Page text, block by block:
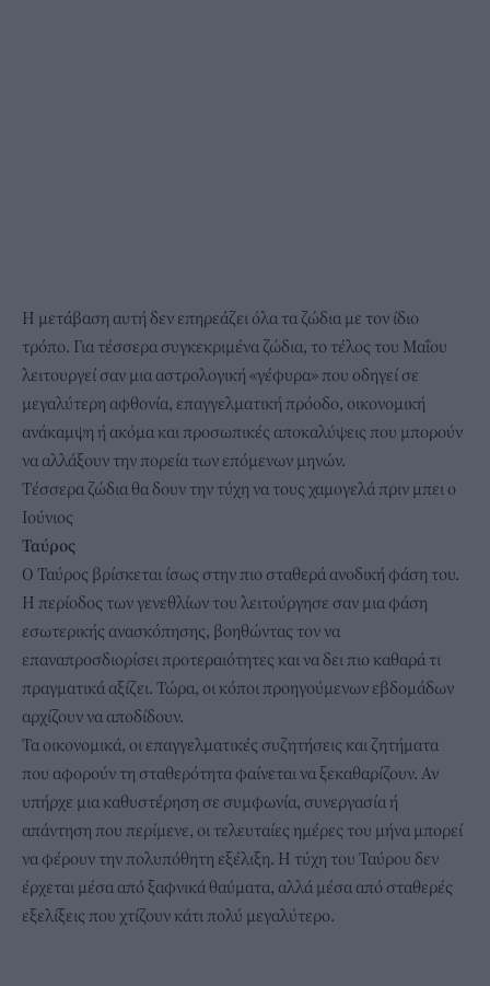
Η μετάβαση αυτή δεν επηρεάζει όλα τα ζώδια με τον ίδιο
τρόπο. Για τέσσερα συγκεκριμένα ζώδια, το τέλος του Μαΐου
λειτουργεί σαν μια αστρολογική «γέφυρα» που οδηγεί σε
μεγαλύτερη αφθονία, επαγγελματική πρόοδο, οικονομική
ανάκαμψη ή ακόμα και προσωπικές αποκαλύψεις που μπορούν
να αλλάξουν την πορεία των επόμενων μηνών.
Τέσσερα ζώδια θα δουν την τύχη να τους χαμογελά πριν μπει ο
Ιούνιος
Ταύρος
Ο Ταύρος βρίσκεται ίσως στην πιο σταθερά ανοδική φάση του.
Η περίοδος των γενεθλίων του λειτούργησε σαν μια φάση
εσωτερικής ανασκόπησης, βοηθώντας τον να
επαναπροσδιορίσει προτεραιότητες και να δει πιο καθαρά τι
πραγματικά αξίζει. Τώρα, οι κόποι προηγούμενων εβδομάδων
αρχίζουν να αποδίδουν.
Τα οικονομικά, οι επαγγελματικές συζητήσεις και ζητήματα
που αφορούν τη σταθερότητα φαίνεται να ξεκαθαρίζουν. Αν
υπήρχε μια καθυστέρηση σε συμφωνία, συνεργασία ή
απάντηση που περίμενε, οι τελευταίες ημέρες του μήνα μπορεί
να φέρουν την πολυπόθητη εξέλιξη. Η τύχη του Ταύρου δεν
έρχεται μέσα από ξαφνικά θαύματα, αλλά μέσα από σταθερές
εξελίξεις που χτίζουν κάτι πολύ μεγαλύτερο.